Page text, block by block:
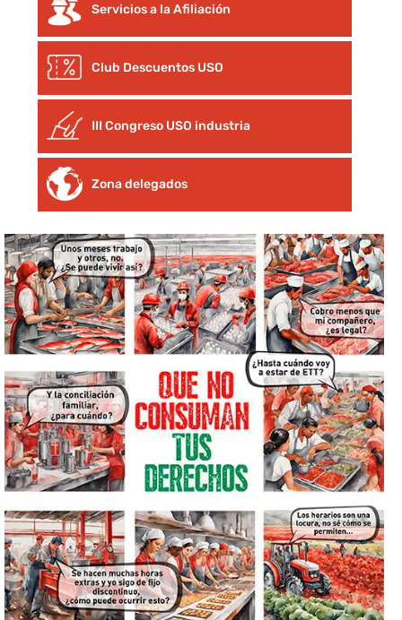
Servicios a la Afiliación
Club Descuentos USO
III Congreso USO industria
Zona delegados